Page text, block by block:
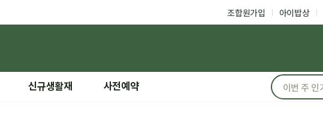
조합원가입 아이밥상
신규생활재 사전예약